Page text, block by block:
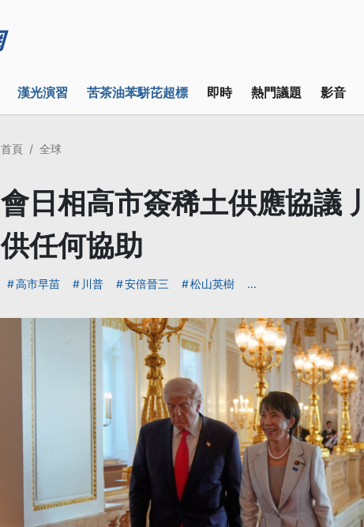
漢光演習 苦茶油苯駢芘超標 即時 熱門議題 影音
首頁 全球
會日相高市簽稀土供應協議
供任何協助
高市早苗 川普 安倍晉三 松山英樹 ...